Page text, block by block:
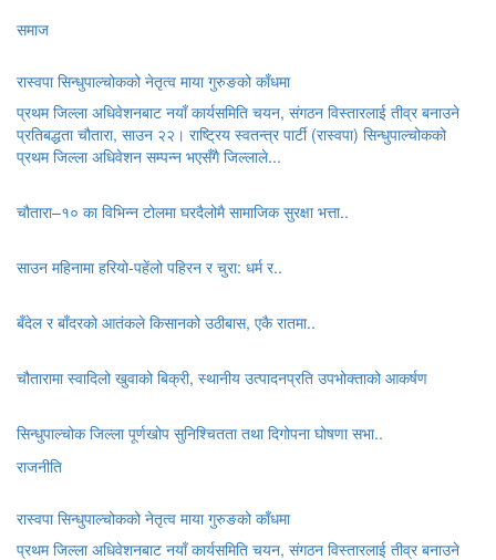
समाज
रास्वपा सिन्धुपाल्चोकको नेतृत्व माया गुरुङको काँधमा
प्रथम जिल्ला अधिवेशनबाट नयाँ कार्यसमिति चयन, संगठन विस्तारलाई तीव्र बनाउने
प्रतिबद्धता चौतारा, साउन २२। राष्ट्रिय स्वतन्त्र पार्टी (रास्वपा) सिन्धुपाल्चोकको
प्रथम जिल्ला अधिवेशन सम्पन्न भएसँगै जिल्लाले...
चौतारा–१० का विभिन्न टोलमा घरदैलोमै सामाजिक सुरक्षा भत्ता..
साउन महिनामा हरियो-पहेंलो पहिरन र चुरा: धर्म र..
बँदेल र बाँदरको आतंकले किसानको उठीबास, एकै रातमा..
चौतारामा स्वादिलो खुवाको बिक्री, स्थानीय उत्पादनप्रति उपभोक्ताको आकर्षण
सिन्धुपाल्चोक जिल्ला पूर्णखोप सुनिश्चितता तथा दिगोपना घोषणा सभा..
राजनीति
रास्वपा सिन्धुपाल्चोकको नेतृत्व माया गुरुङको काँधमा
प्रथम जिल्ला अधिवेशनबाट नयाँ कार्यसमिति चयन, संगठन विस्तारलाई तीव्र बनाउने